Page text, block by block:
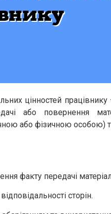
цінностей
або повернення
або фізичною особою)
факту передачі
сторін.